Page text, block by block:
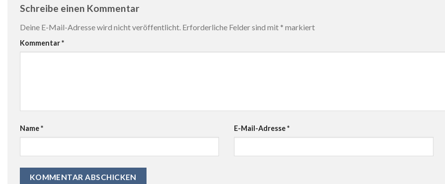
Schreibe einen Kommentar
Deine E-Mail-Adresse wird nicht veröffentlicht. Erforderliche Felder sind mit * markiert
Kommentar*
Name* E-Mail-Adresse*